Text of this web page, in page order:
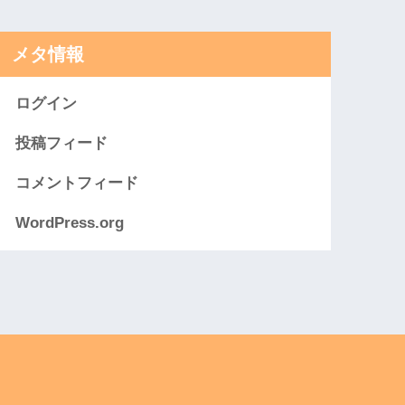
メタ情報
ログイン
投稿フィード
コメントフィード
WordPress.org